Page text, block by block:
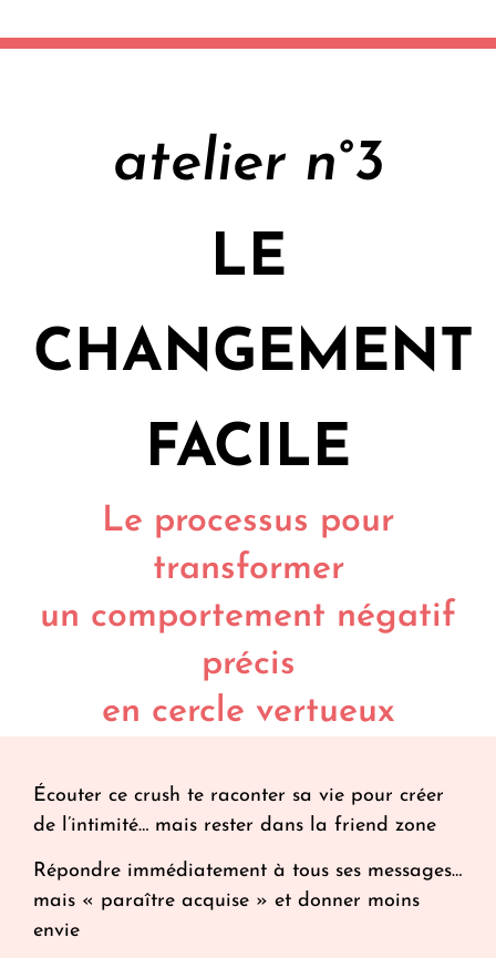
atelier n°3
LE
CHANGEMENT
FACILE
Le processus pour
transformer
un comportement négatif
précis
en cercle vertueux
Écouter ce crush te raconter sa vie pour créer
de l’intimité… mais rester dans la friend zone
Répondre immédiatement à tous ses messages…
mais « paraître acquise » et donner moins
envie